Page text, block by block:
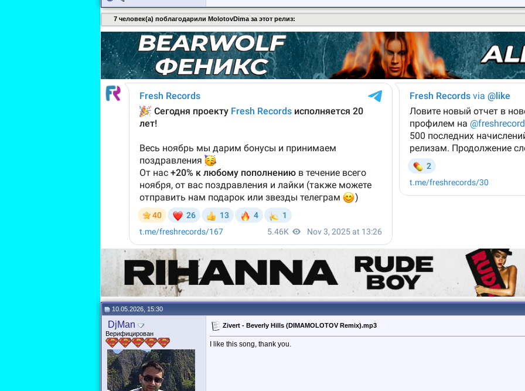
7 человек(а) поблагодарили MolotovDima за этот релиз:
10.05.2026, 15:30
DjMan
Верифицирован
Zivert - Beverly Hills (DIMAMOLOTOV Remix).mp3
I like this song, thank you.